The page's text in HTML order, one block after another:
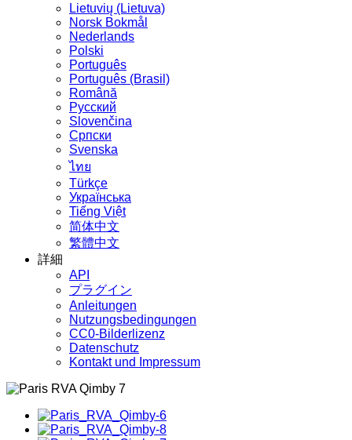
Lietuvių (Lietuva)
‪Norsk Bokmål‬
Nederlands
Polski
Português
Português (Brasil)
Română
Русский
Slovenčina
Српски
Svenska
ไทย
Türkçe
Українська
Tiếng Việt
简体中文
繁體中文
詳細
API
プラグイン
Anleitungen
Nutzungsbedingungen
CC0-Bilderlizenz
Datenschutz
Kontakt und Impressum